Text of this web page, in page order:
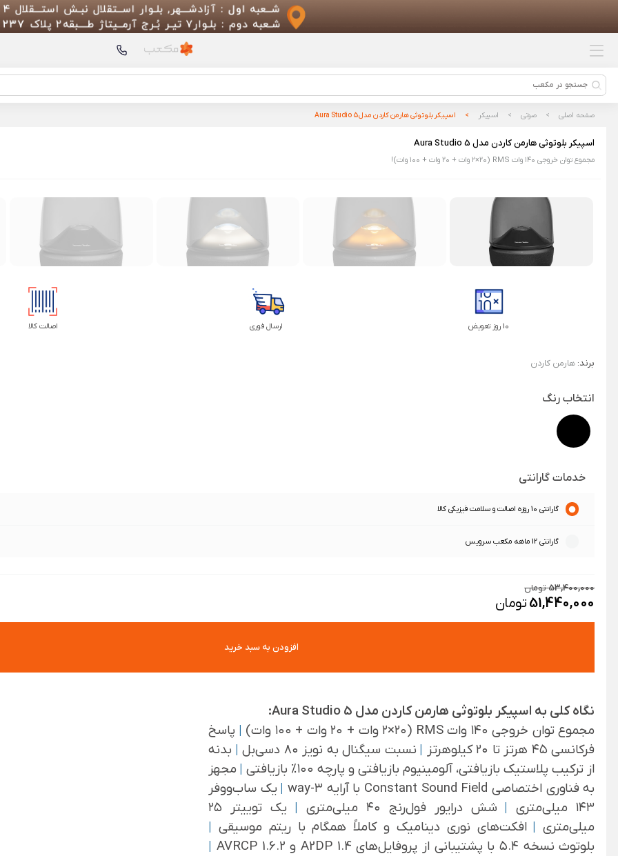
محصولات پیشنهادی
گوش پاک کن هوشمند
Back Clip R01P-M
محصولات پیشنهادی
شیائومی 15 با ظرفیت 12/512 گیگابایت
فن خنک کننده گوشی شیائومی مدل
Ice Cooling Back Clip R01P-M
صفحه اصلی صوتی اسپیکر اسپیکر بلوتوثی هارمن کاردن مدل Aura Studio 5
اسپیکر بلوتوثی هارمن کاردن مدل Aura Studio 5
مجموع توان خروجی ۱۴۰ وات RMS (۲×۲۰ وات + ۲۰ وات + ۱۰۰ وات)!
10 روز تعویض ارسال فوری اصالت کالا
برند: هارمن کاردن
انتخاب رنگ
خدمات گارانتی
گارانتی 10 روزه اصالت و سلامت فیزیکی کالا
گارانتی 12 ماهه مکعب سرویس
53,400,000تومان
51,440,000تومان
افزودن به سبد خرید
نگاه کلی به اسپیکر بلوتوثی هارمن کاردن مدل Aura Studio 5:
مجموع توان خروجی ۱۴۰ وات RMS (۲×۲۰ وات + ۲۰ وات + ۱۰۰ وات)
| پاسخ
فرکانسی ۴۵ هرتز تا ۲۰ کیلوهرتز
| نسبت سیگنال به نویز ۸۰ دسی‌بل | بدنه
از ترکیب پلاستیک بازیافتی، آلومینیوم بازیافتی و پارچه ۱۰۰٪ بازیافتی
| مجهز
به فناوری اختصاصی Constant Sound Field با آرایه ۳-way
| یک ساب‌ووفر
۱۴۳ میلی‌متری
| شش درایور فول‌رنج ۴۰ میلی‌متری |
یک توییتر ۲۵
میلی‌متری |افکت‌های نوری دینامیک و کاملاً همگام با ریتم موسیقی |
بلوتوث نسخه ۵.۴ با پشتیبانی از پروفایل‌های A2DP 1.4 و AVRCP 1.6.2
|